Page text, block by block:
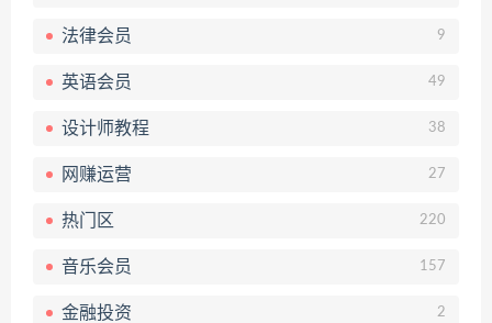
法律会员 9
英语会员 49
设计师教程 38
网赚运营 27
热门区 220
音乐会员 157
金融投资 2